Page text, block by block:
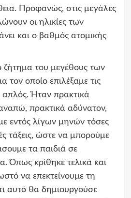
Προφανώς, στις μεγάλες
οι ηλικίες των
και ο βαθμός ατομικής
του μεγέθους των
τον οποίο επιλέξαμε τις
απλός. Ήταν πρακτικά
πρακτικά αδύνατον,
εντός λίγων μηνών τόσες
τάξεις, ώστε να μπορούμε
τα παιδιά σε
Όπως κρίθηκε τελικά και
να επεκτείνουμε τη
αυτό θα δημιουργούσε